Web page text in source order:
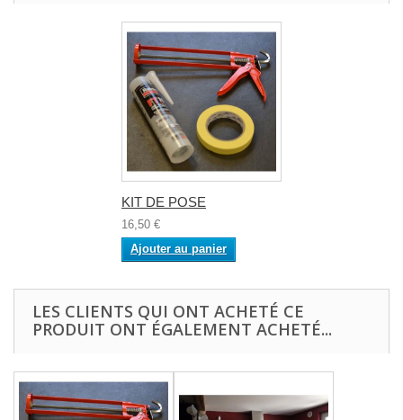
KIT DE POSE
16,50 €
Ajouter au panier
LES CLIENTS QUI ONT ACHETÉ CE
PRODUIT ONT ÉGALEMENT ACHETÉ...